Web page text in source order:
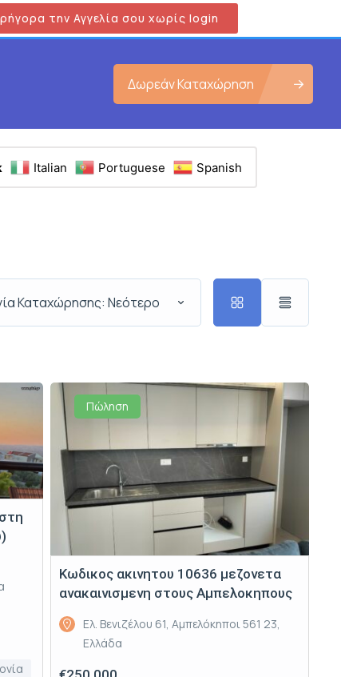
την Αγγελία σου χωρίς login
Δωρεάν Καταχώρηση
Italian Portuguese Spanish
Καταχώρησης: Νεότερο
Πώληση
Κωδικος ακινητου 10636 μεζονετα
ανακαινισμενη στους Αμπελοκηπους
Ελ. Βενιζέλου 61, Αμπελόκηποι 561 23,
Ελλάδα